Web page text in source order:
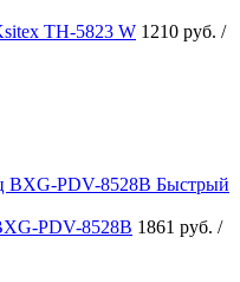
TH-5823 W 1210 руб. /
Быстрый
PDV-8528B 1861 руб. /